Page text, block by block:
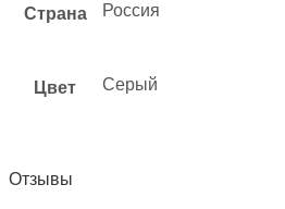
Страна Россия
Цвет Серый
Отзывы